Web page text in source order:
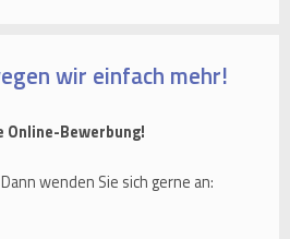
wir einfach mehr!
Bewerbung!
wenden Sie sich gerne an: